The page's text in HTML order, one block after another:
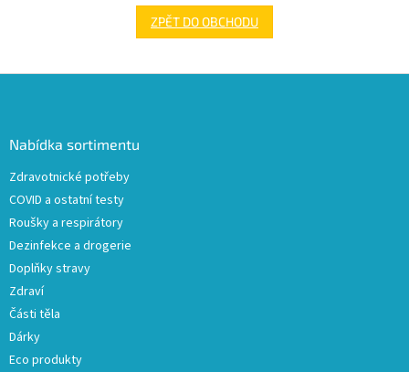
ZPĚT DO OBCHODU
Nabídka sortimentu
Zdravotnické potřeby
COVID a ostatní testy
Roušky a respirátory
Dezinfekce a drogerie
Doplňky stravy
Zdraví
Části těla
Dárky
Eco produkty